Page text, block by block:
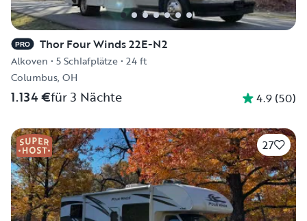
PRO Thor Four Winds 22E-N2
Alkoven • 5 Schlafplätze• 24 ft
Columbus, OH
1.134 €für 3 Nächte 4.9 (50)
27